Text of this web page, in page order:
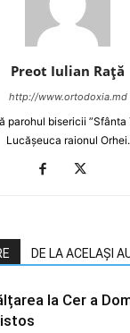
Preot Iulian Raţă
http://www.ortodoxia.md
parohul bisericii ”Sfânta
Lucășeuca raionul Orhei.
DE LA ACELAȘI
la Cer a